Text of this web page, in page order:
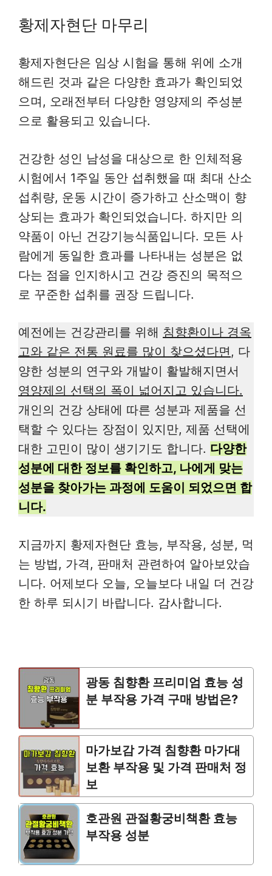
황제자현단 마무리
황제자현단은 임상 시험을 통해 위에 소개
해드린 것과 같은 다양한 효과가 확인되었
으며, 오래전부터 다양한 영양제의 주성분
으로 활용되고 있습니다.
건강한 성인 남성을 대상으로 한 인체적용
시험에서 1주일 동안 섭취했을 때 최대 산소
섭취량, 운동 시간이 증가하고 산소맥이 향
상되는 효과가 확인되었습니다. 하지만 의
약품이 아닌 건강기능식품입니다. 모든 사
람에게 동일한 효과를 나타내는 성분은 없
다는 점을 인지하시고 건강 증진의 목적으
로 꾸준한 섭취를 권장 드립니다.
예전에는 건강관리를 위해 침향환이나 경옥
고와 같은 전통 원료를 많이 찾으셨다면 , 다
양한 성분의 연구와 개발이 활발해지면서
영양제의 선택의 폭이 넓어지고 있습니다.
개인의 건강 상태에 따른 성분과 제품을 선
택할 수 있다는 장점이 있지만, 제품 선택에
대한 고민이 많이 생기기도 합니다. 다양한
성분에 대한 정보를 확인하고, 나에게 맞는
성분을 찾아가는 과정에 도움이 되었으면 합
니다.
지금까지 황제자현단 효능, 부작용, 성분, 먹
는 방법, 가격, 판매처 관련하여 알아보았습
니다. 어제보다 오늘, 오늘보다 내일 더 건강
한 하루 되시기 바랍니다. 감사합니다.
광동 침향환 프리미엄 효능 성
분 부작용 가격 구매 방법은?
마가보감 가격 침향환 마가대
보환 부작용 및 가격 판매처 정
보
호관원 관절황궁비책환 효능
부작용 성분